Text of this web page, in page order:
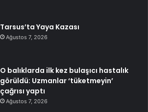
Tarsus’ta Yaya Kazası
Ağustos 7, 2026
O balıklarda ilk kez bulaşıcı hastalık
görüldü: Uzmanlar ‘tüketmeyin’
çağrısı yaptı
Ağustos 7, 2026